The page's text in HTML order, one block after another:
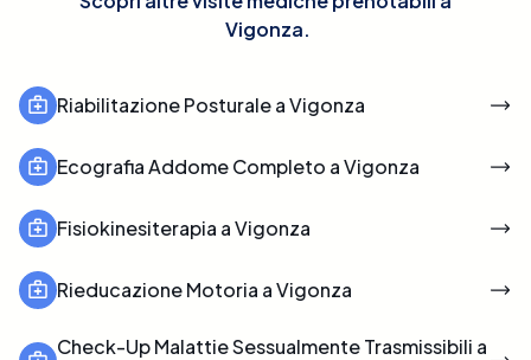
Vigonza.
Riabilitazione Posturale a Vigonza
Ecografia Addome Completo a Vigonza
Fisiokinesiterapia a Vigonza
Rieducazione Motoria a Vigonza
Check-Up Malattie Sessualmente Trasmissibili a